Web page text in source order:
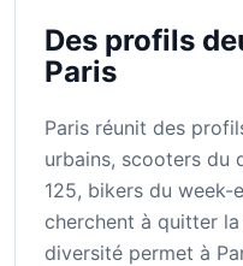
Des profils
Paris
Paris réunit des
urbains, scooters du
125, bikers du week-
cherchent à quitter
diversité permet à